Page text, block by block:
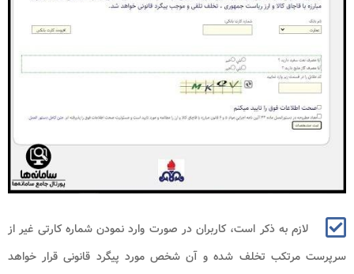
لازم به ذکر است، کاربران در صورت وارد نمودن شماره کارتی غیر از
سرپرست مرتکب تخلف شده و آن شخص مورد پیگرد قانونی قرار خواهد